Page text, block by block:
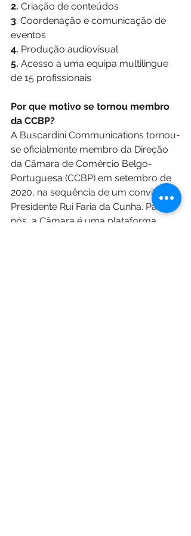
2. Criação de conteúdos
3. Coordenação e comunicação de
eventos
4. Produção audiovisual
5. Acesso a uma equipa multilingue
de 15 profissionais
Por que motivo se tornou membro
da CCBP?
A Buscardini Communications tornou-
se oficialmente membro da Direção
da Câmara de Comércio Belgo-
Portuguesa (CCBP) em setembro de
2020, na sequência de um convite do
Presidente Rui Faria da Cunha. Para
nós, a Câmara é uma plataforma